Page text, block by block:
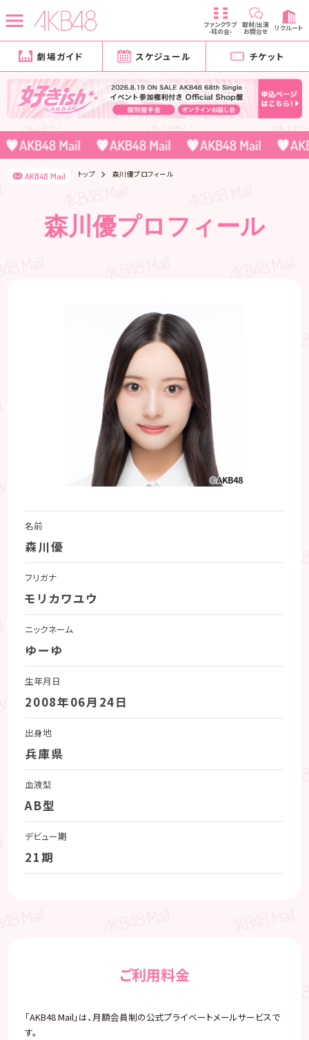
ファンクラブ
-柱の会-
取材/出演
お問合せ リクルート
劇場ガイド スケジュール チケット
AKB48 Mail トップ 森川優プロフィール
森川優プロフィール
名前
森川優
フリガナ
モリカワユウ
ニックネーム
ゆーゆ
生年月日
2008年06月24日
出身地
兵庫県
血液型
AB型
デビュー期
21期
ご利用料金
「AKB48 Mail」は、月額会員制の公式プライベートメールサービスで
す。